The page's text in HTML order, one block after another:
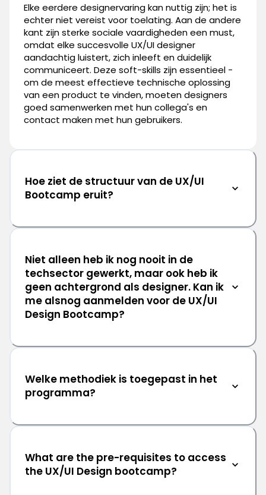
Elke eerdere designervaring kan nuttig zijn; het is
echter niet vereist voor toelating. Aan de andere
kant zijn sterke sociale vaardigheden een must,
omdat elke succesvolle UX/UI designer
aandachtig luistert, zich inleeft en duidelijk
communiceert. Deze soft-skills zijn essentieel -
om de meest effectieve technische oplossing
van een product te vinden, moeten designers
goed samenwerken met hun collega's en
contact maken met hun gebruikers.
Hoe ziet de structuur van de UX/UI
Bootcamp eruit?
Niet alleen heb ik nog nooit in de
techsector gewerkt, maar ook heb ik
geen achtergrond als designer. Kan ik
me alsnog aanmelden voor de UX/UI
Design Bootcamp?
Welke methodiek is toegepast in het
programma?
What are the pre-requisites to access
the UX/UI Design bootcamp?